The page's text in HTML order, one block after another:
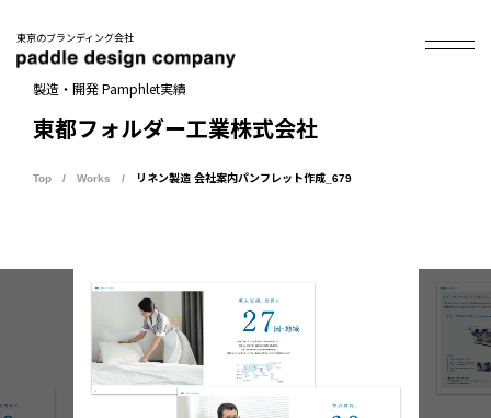
東京のブランディング会社
製造・開発 Pamphlet実績
東都フォルダー工業株式会社
Top Works リネン製造 会社案内パンフレット作成_679